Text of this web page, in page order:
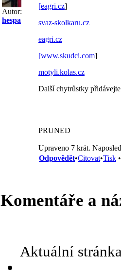
Autor:
hespa
[eagri.cz]
svaz-skolkaru.cz
eagri.cz
[www.skudci.com]
motyli.kolas.cz
Další chytrůstky
PRUNED
Upraveno 7 krát.
Odpovědět•Citovat•Tisk •
Komentáře a
Aktuální